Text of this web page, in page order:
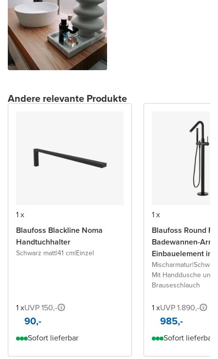
Andere relevante Produkte
1 x
Blaufoss Blackline Noma
Handtuchhalter
Schwarz matt|41 cm|Einzel
1 xUVP 150,-
90,-
Sofort lieferbar
1 x
Blaufoss Round
Badewannen-
Einbauelement
Mischarmatur|
Mit Handdusche und
Brauseschlauch
1 xUVP 1.890,-
985,-
Sofort lieferbar